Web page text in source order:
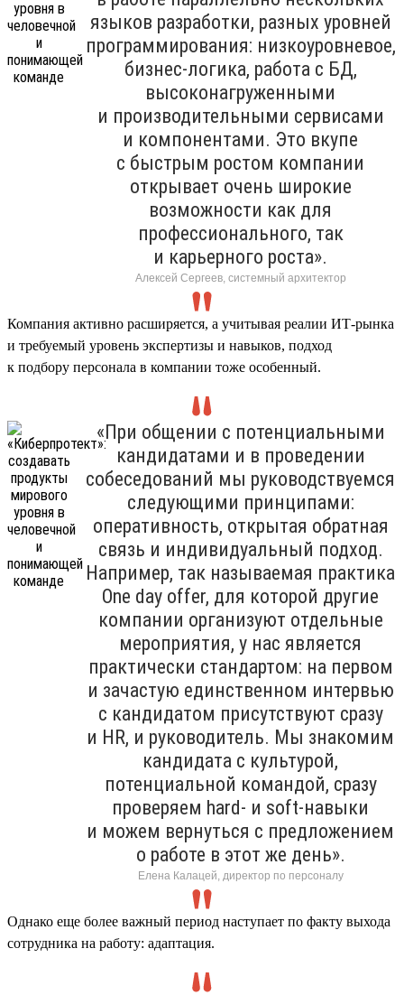
языков разработки, разных уровней
программирования: низкоуровневое,
бизнес-логика, работа с БД,
высоконагруженными
и производительными сервисами
и компонентами. Это вкупе
с быстрым ростом компании
открывает очень широкие
возможности как для
профессионального, так
и карьерного роста».
Алексей Сергеев, системный архитектор
Компания активно расширяется, а учитывая реалии ИТ-рынка
и требуемый уровень экспертизы и навыков, подход
к подбору персонала в компании тоже особенный.
«При общении с потенциальными
кандидатами и в проведении
собеседований мы руководствуемся
следующими принципами:
оперативность, открытая обратная
связь и индивидуальный подход.
Например, так называемая практика
One day offer, для которой другие
компании организуют отдельные
мероприятия, у нас является
практически стандартом: на первом
и зачастую единственном интервью
с кандидатом присутствуют сразу
и HR, и руководитель. Мы знакомим
кандидата с культурой,
потенциальной командой, сразу
проверяем hard- и soft-навыки
и можем вернуться с предложением
о работе в этот же день».
Елена Калацей, директор по персоналу
Однако еще более важный период наступает по факту выхода
сотрудника на работу: адаптация.